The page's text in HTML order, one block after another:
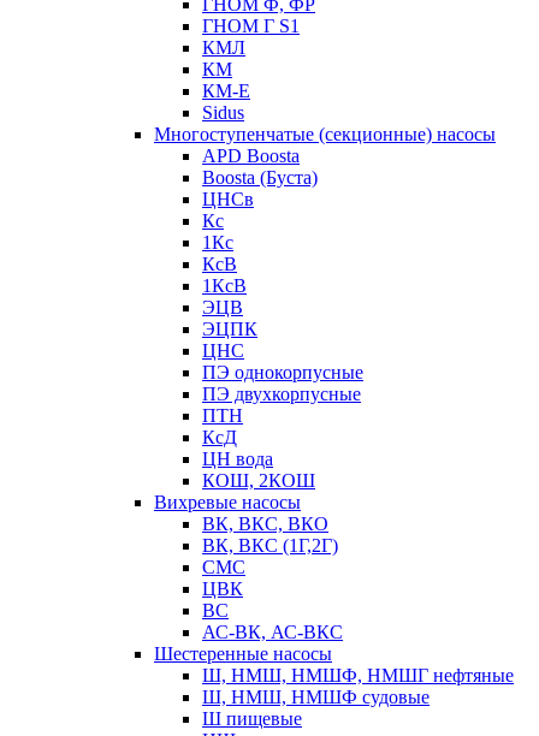
ГНОМ Ф, ФР
ГНОМ Г S1
КМЛ
КМ
КМ-Е
Sidus
Многоступенчатые (секционные) насосы
APD Boosta
Boosta (Буста)
ЦНСв
Кс
1Кс
КсВ
1КсВ
ЭЦВ
ЭЦПК
ЦНС
ПЭ однокорпусные
ПЭ двухкорпусные
ПТН
КсД
ЦН вода
КОШ, 2КОШ
Вихревые насосы
ВК, ВКС, ВКО
ВК, ВКС (1Г,2Г)
СМС
ЦВК
ВС
АС-ВК, АС-ВКС
Шестеренные насосы
Ш, НМШ, НМШФ, НМШГ нефтяные
Ш, НМШ, НМШФ судовые
Ш пищевые